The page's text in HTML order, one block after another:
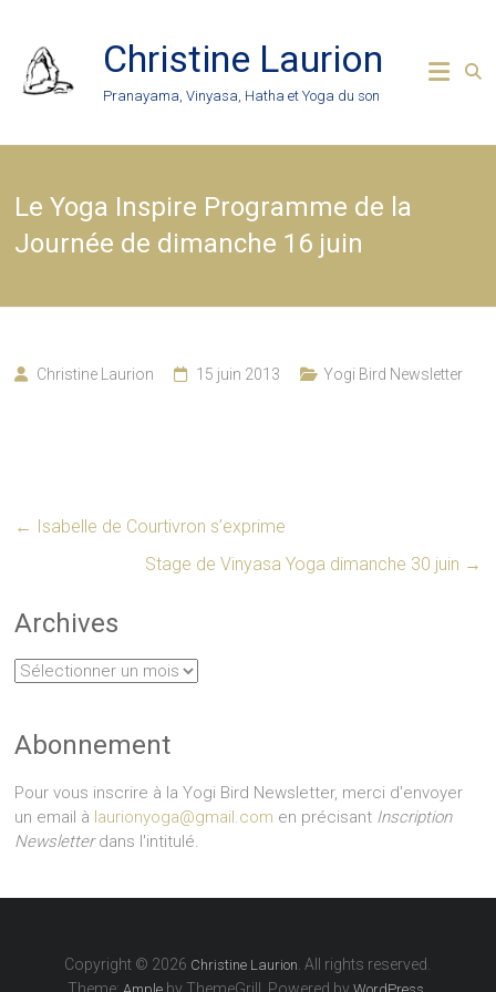
content
Christine Laurion
Pranayama, Vinyasa, Hatha et Yoga du son
Le Yoga Inspire Programme de la
Journée de dimanche 16 juin
Christine Laurion 15 juin 2013 Yogi Bird Newsletter
← Isabelle de Courtivron s’exprime
Stage de Vinyasa Yoga dimanche 30 juin →
Archives
Archives
Abonnement
Pour vous inscrire à la Yogi Bird Newsletter, merci d'envoyer
un email à laurionyoga@gmail.com en précisant Inscription
Newsletterdans l'intitulé.
Copyright © 2026 Christine Laurion . All rights reserved.